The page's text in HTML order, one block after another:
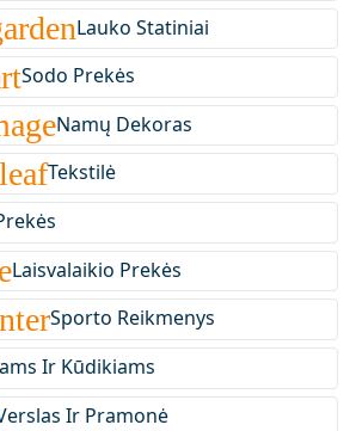
Lauko Statiniai
Sodo Prekės
Namų Dekoras
Tekstilė
Laisvalaikio Prekės
Sporto Reikmenys
Ir Kūdikiams
Ir Pramonė